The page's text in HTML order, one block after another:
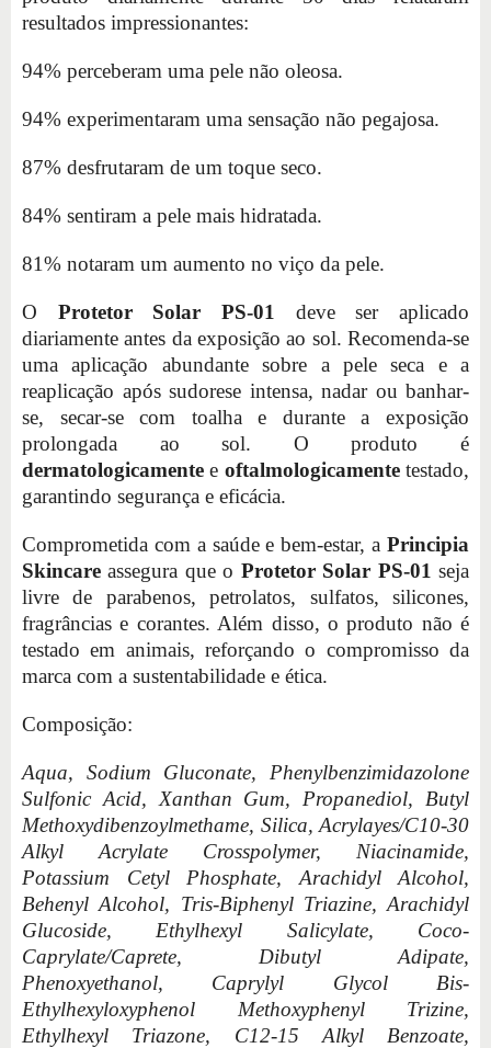
resultados impressionantes:
94% perceberam uma pele não oleosa.
94% experimentaram uma sensação não pegajosa.
87% desfrutaram de um toque seco.
84% sentiram a pele mais hidratada.
81% notaram um aumento no viço da pele.
O Protetor Solar PS-01
deve ser aplicado
diariamente antes da exposição ao sol. Recomenda-se
uma aplicação abundante sobre a pele seca e a
reaplicação após sudorese intensa, nadar ou banhar-
se, secar-se com toalha e durante a exposição
prolongada ao sol. O produto é
dermatologicamente e oftalmologicamentetestado,
garantindo segurança e eficácia.
Comprometida com a saúde e bem-estar, a Principia
Skincare assegura que o Protetor Solar PS-01seja
livre de parabenos, petrolatos, sulfatos, silicones,
fragrâncias e corantes. Além disso, o produto não é
testado em animais, reforçando o compromisso da
marca com a sustentabilidade e ética.
Composição:
Aqua, Sodium Gluconate, Phenylbenzimidazolone
Sulfonic Acid, Xanthan Gum, Propanediol, Butyl
Methoxydibenzoylmethame, Silica, Acrylayes/C10-30
Alkyl Acrylate Crosspolymer, Niacinamide,
Potassium Cetyl Phosphate, Arachidyl Alcohol,
Behenyl Alcohol, Tris-Biphenyl Triazine, Arachidyl
Glucoside, Ethylhexyl Salicylate, Coco-
Caprylate/Caprete, Dibutyl Adipate,
Phenoxyethanol, Caprylyl Glycol Bis-
Ethylhexyloxyphenol Methoxyphenyl Trizine,
Ethylhexyl Triazone, C12-15 Alkyl Benzoate,